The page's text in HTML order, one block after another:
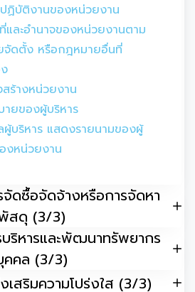
ฏิบัติงานของหน่วยงาน
และอำนาจของหน่วยงานตาม
จัดตั้ง หรือกฎหมายอื่นที่
สร้างหน่วยงาน
ายของผู้บริหาร
ผู้บริหาร แสดงรายนามของผู้
งหน่วยงาน
ดซื้อจัดจ้างหรือการจัดหา
สดุ (3/3)
ริหารและพัฒนาทรัพยากร
คคล (3/3)
สริมความโปร่งใส (3/3)